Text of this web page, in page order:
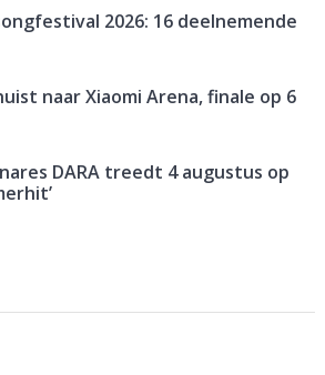
2026: 16 deelnemende
naar Xiaomi Arena, finale op 6
DARA treedt 4 augustus op